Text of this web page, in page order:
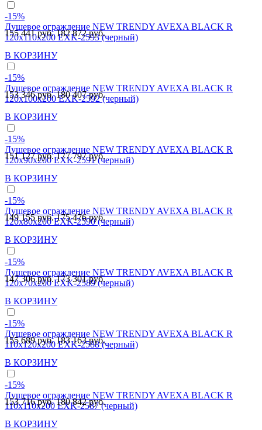
-15%
Душевое ограждение NEW TRENDY AVEXA BLACK R
120x110x200 EXK-2593 (черный)
155 441 руб.182 872 руб.
В КОРЗИНУ
-15%
Душевое ограждение NEW TRENDY AVEXA BLACK R
120x100x200 EXK-2592 (черный)
153 346 руб.180 407 руб.
В КОРЗИНУ
-15%
Душевое ограждение NEW TRENDY AVEXA BLACK R
120x90x200 EXK-2591 (черный)
151 127 руб.177 797 руб.
В КОРЗИНУ
-15%
Душевое ограждение NEW TRENDY AVEXA BLACK R
120x80x200 EXK-2590 (черный)
149 155 руб.175 476 руб.
В КОРЗИНУ
-15%
Душевое ограждение NEW TRENDY AVEXA BLACK R
120x70x200 EXK-2589 (черный)
147 306 руб.173 301 руб.
В КОРЗИНУ
-15%
Душевое ограждение NEW TRENDY AVEXA BLACK R
110x120x200 EXK-2588 (черный)
155 689 руб.183 163 руб.
В КОРЗИНУ
-15%
Душевое ограждение NEW TRENDY AVEXA BLACK R
110x110x200 EXK-2587 (черный)
153 716 руб.180 842 руб.
В КОРЗИНУ